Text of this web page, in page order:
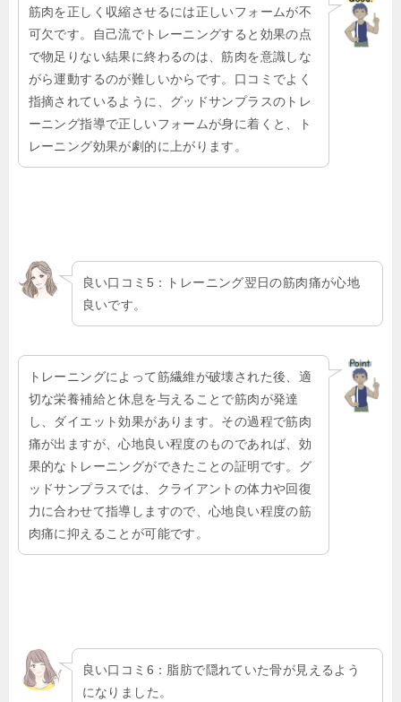
筋肉を正しく収縮させるには正しいフォームが不
可欠です。自己流でトレーニングすると効果の点
で物足りない結果に終わるのは、筋肉を意識しな
がら運動するのが難しいからです。口コミでよく
指摘されているように、グッドサンプラスのトレ
ーニング指導で正しいフォームが身に着くと、ト
レーニング効果が劇的に上がります。
良い口コミ5：トレーニング翌日の筋肉痛が心地
良いです。
トレーニングによって筋繊維が破壊された後、適
切な栄養補給と休息を与えることで筋肉が発達
し、ダイエット効果があります。その過程で筋肉
痛が出ますが、心地良い程度のものであれば、効
果的なトレーニングができたことの証明です。グ
ッドサンプラスでは、クライアントの体力や回復
力に合わせて指導しますので、心地良い程度の筋
肉痛に抑えることが可能です。
良い口コミ6：脂肪で隠れていた骨が見えるよう
になりました。